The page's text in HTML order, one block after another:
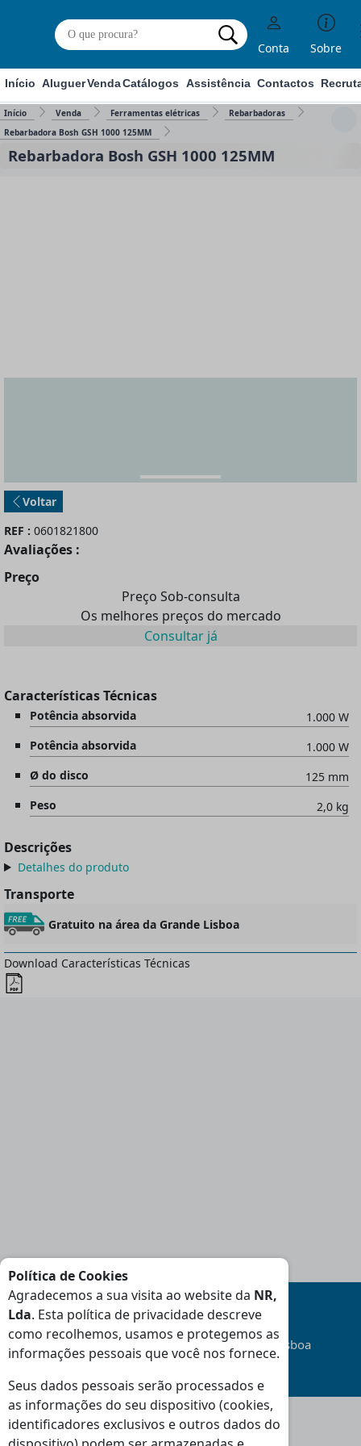
Conta Sobre
Início AluguerVendaCatálogos Assistência Contactos
Início Venda Ferramentas elétricas
Rebarbadoras
Rebarbadora Bosh GSH 1000 125MM
Rebarbadora Bosh GSH 1000 125MM
Voltar
REF : 0601821800
Avaliações :
Preço
Preço Sob-consulta
Os melhores preços do mercado
Consultar já
Características Técnicas
Potência absorvida
1.000 W
Potência absorvida
1.000 W
Ø do disco
125 mm
Peso
2,0 kg
Descrições
Detalhes do produto
Transporte
Gratuito na área da Grande Lisboa
Download Características Técnicas
Política de Cookies
Agradecemos a sua visita ao website da NR,
Lda. Esta política de privacidade descreve
como recolhemos, usamos e protegemos as
informações pessoais que você nos fornece.
Seus dados pessoais serão processados e
as informações do seu dispositivo (cookies,
identificadores exclusivos e outros dados do
Transporte Gratuito na área da Grande Lisboa
(Consulte Condições )